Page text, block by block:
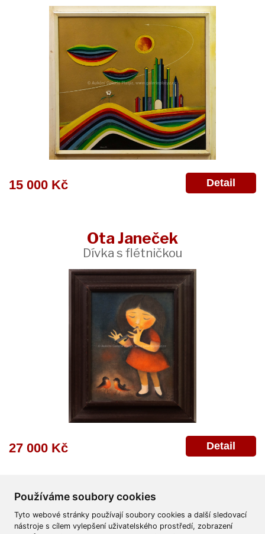
Používáme soubory cookies
Tyto webové stránky používají soubory cookies a další sledovací
nástroje s cílem vylepšení uživatelského prostředí, zobrazení
15 000 Kč Detail
Ota Janeček
Dívka s flétničkou
27 000 Kč Detail